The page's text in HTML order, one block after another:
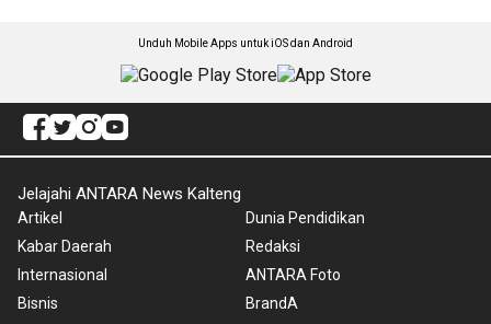
Unduh Mobile Apps untuk iOS dan Android
Jelajahi ANTARA News Kalteng
Artikel
Kabar Daerah
Internasional
Bisnis
Dunia Pendidikan
Redaksi
ANTARA Foto
BrandA